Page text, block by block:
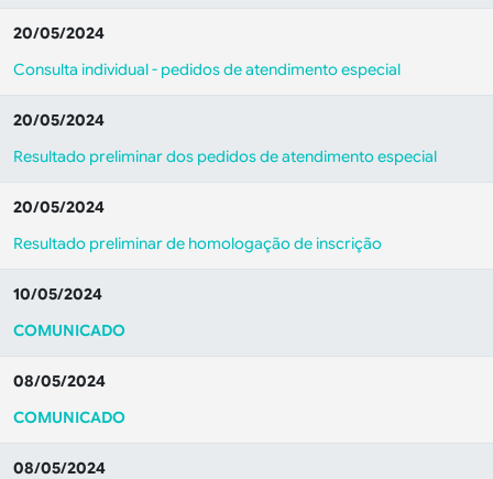
20/05/2024
Consulta individual - pedidos de atendimento especial
20/05/2024
Resultado preliminar dos pedidos de atendimento especial
20/05/2024
Resultado preliminar de homologação de inscrição
10/05/2024
COMUNICADO
08/05/2024
COMUNICADO
08/05/2024